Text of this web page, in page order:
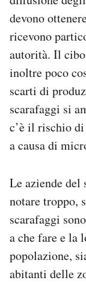
devono
ricevono
autorità. Il
inoltre poco
scarti di
scarafaggi si
c’è il rischio
a causa di
Le aziende
notare troppo,
scarafaggi
a che fare e la
popolazione,
abitanti delle